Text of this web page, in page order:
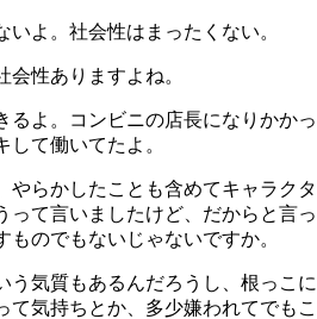
よ。社会性はまったくない。
性ありますよね。
よ。コンビニの店長になりかかっ
て働いてたよ。
らかしたことも含めてキャラクタ
って言いましたけど、だからと言っ
のでもないじゃないですか。
気質もあるんだろうし、根っこに
て気持ちとか、多少嫌われてでもこ